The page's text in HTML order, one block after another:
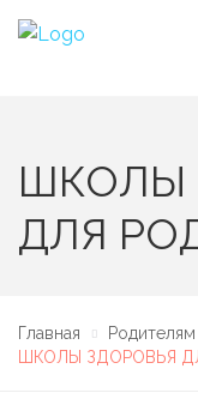
ШКОЛЫ
ДЛЯ
Главная
Родителям
ШКОЛЫ ЗДОРОВЬЯ